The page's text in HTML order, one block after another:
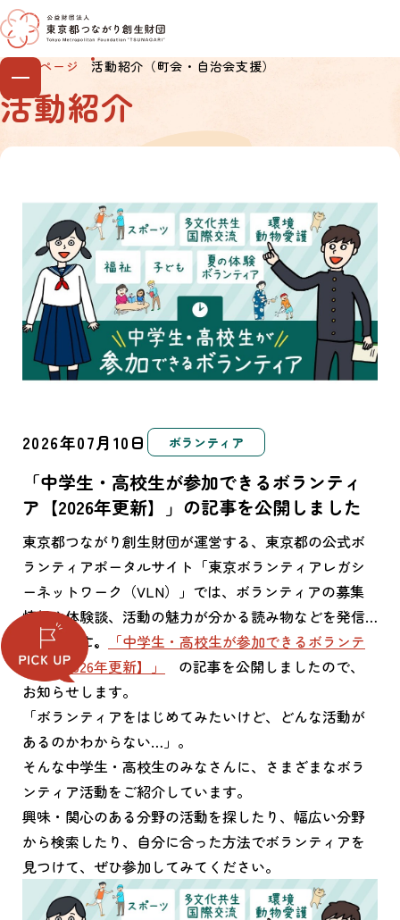
本文へ移動
トップページ 活動紹介（町会・自治会支援）
活動紹介
2026年07月10日 ボランティア
「中学生・高校生が参加できるボランティ
ア【2026年更新】」の記事を公開しました
東京都つながり創生財団が運営する、東京都の公式ボ
ランティアポータルサイト「東京ボランティアレガシ
ーネットワーク（VLN）」では、ボランティアの募集
情報や体験談、活動の魅力が分かる読み物などを発信
しています。
今回新たに、
「中学生・高校生が参加できるボランテ
ィア【2026年更新】」
の記事を公開しましたので、
お知らせします。
「ボランティアをはじめてみたいけど、どんな活動が
あるのかわからない…」。
そんな中学生・高校生のみなさんに、さまざまなボラ
ンティア活動をご紹介しています。
興味・関心のある分野の活動を探したり、幅広い分野
から検索したり、自分に合った方法でボランティアを
見つけて、ぜひ参加してみてください。